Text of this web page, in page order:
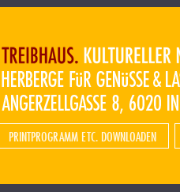
PRINTPROGRAMM ETC. DOWNLOADEN